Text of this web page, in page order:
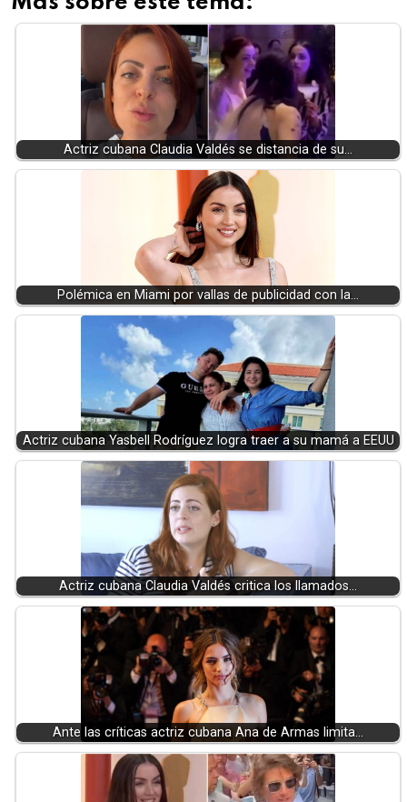
Actriz cubana Claudia Valdés se distancia de su…
Polémica en Miami por vallas de publicidad con la…
Actriz cubana Yasbell Rodríguez logra traer a su mamá a EEUU
Actriz cubana Claudia Valdés critica los llamados…
Ante las críticas actriz cubana Ana de Armas limita…